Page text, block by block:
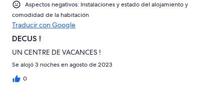
Aspectos negativos: Instalaciones y estado del alojamiento y
comodidad de la habitación
Traducir con Google
DECUS !
UN CENTRE DE VACANCES !
Se alojó 3 noches en agosto de 2023
0